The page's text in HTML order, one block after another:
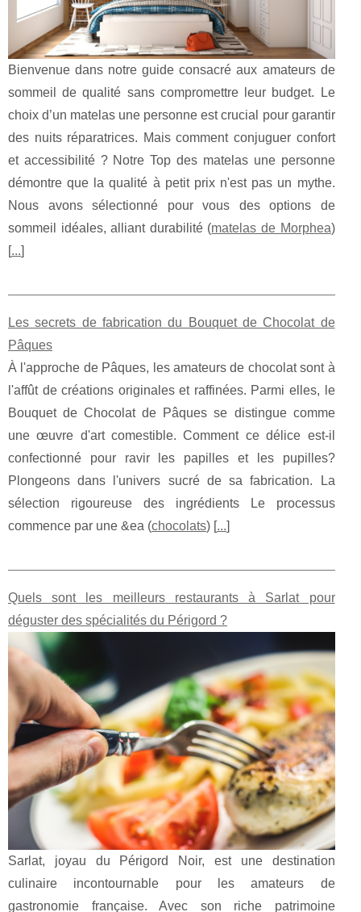
Bienvenue dans notre guide consacré aux amateurs de
sommeil de qualité sans compromettre leur budget. Le
choix d’un matelas une personne est crucial pour garantir
des nuits réparatrices. Mais comment conjuguer confort
et accessibilité ? Notre Top des matelas une personne
démontre que la qualité à petit prix n'est pas un mythe.
Nous avons sélectionné pour vous des options de
sommeil idéales, alliant durabilité (matelas de Morphea)
[...]
Les secrets de fabrication du Bouquet de Chocolat de
Pâques
À l'approche de Pâques, les amateurs de chocolat sont à
l'affût de créations originales et raffinées. Parmi elles, le
Bouquet de Chocolat de Pâques se distingue comme
une œuvre d'art comestible. Comment ce délice est-il
confectionné pour ravir les papilles et les pupilles?
Plongeons dans l'univers sucré de sa fabrication. La
sélection rigoureuse des ingrédients Le processus
commence par une &ea (chocolats) [...]
Quels sont les meilleurs restaurants à Sarlat pour
déguster des spécialités du Périgord ?
Sarlat, joyau du Périgord Noir, est une destination
culinaire incontournable pour les amateurs de
gastronomie française. Avec son riche patrimoine